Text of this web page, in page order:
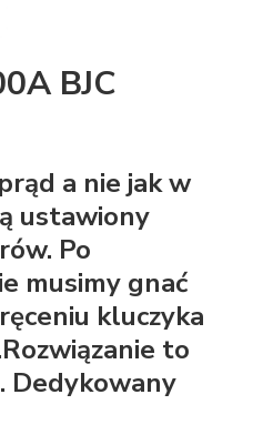
BJC
a nie jak w
ustawiony
Po
musimy gnać
kluczyka
to
Dedykowany